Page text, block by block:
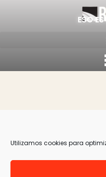
Utilizamos cookies para
ESO